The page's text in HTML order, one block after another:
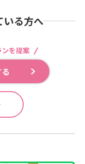
いる方へ
を提案